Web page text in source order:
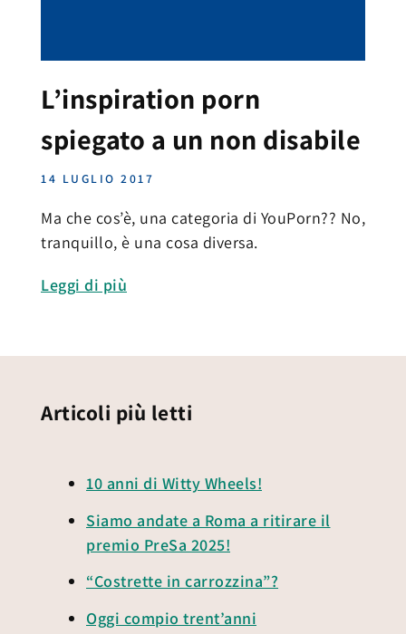
L’inspiration porn
spiegato a un non disabile
14 LUGLIO 2017
Ma che cos’è, una categoria di YouPorn?? No,
tranquillo, è una cosa diversa.
Leggi di più
Articoli più letti
10 anni di Witty Wheels!
Siamo andate a Roma a ritirare il
premio PreSa 2025!
“Costrette in carrozzina”?
Oggi compio trent’anni